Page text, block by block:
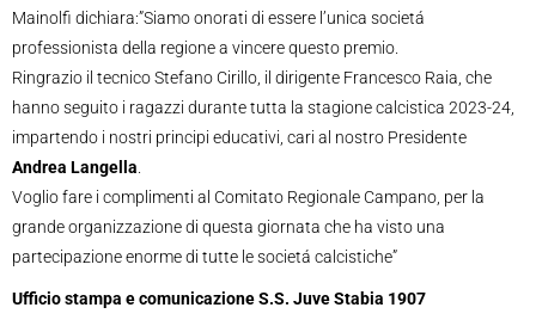
Mainolfi dichiara:”Siamo onorati di essere l’unica societá
professionista della regione a vincere questo premio.
Ringrazio il tecnico Stefano Cirillo, il dirigente Francesco Raia, che
hanno seguito i ragazzi durante tutta la stagione calcistica 2023-24,
impartendo i nostri principi educativi, cari al nostro Presidente
Andrea Langella
Voglio fare i complimenti al Comitato Regionale Campano, per la
grande organizzazione di questa giornata che ha visto una
partecipazione enorme di tutte le societá calcistiche”
Ufficio stampa e comunicazione S.S. Juve Stabia 1907